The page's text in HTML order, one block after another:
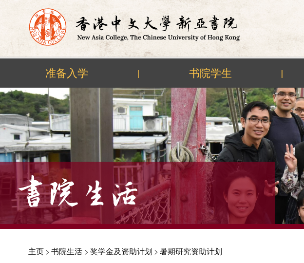
Skip
to
content
准备入学 | 书院学生 |
主页> 书院生活 > 奖学金及资助计划 > 暑期研究资助计划